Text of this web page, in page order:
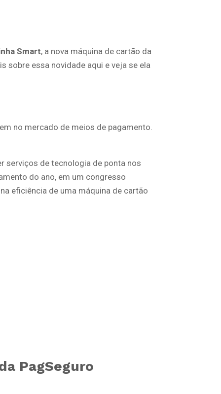
Smart, a nova máquina de cartão da
sobre essa novidade aqui e veja se ela
no mercado de meios de pagamento.
serviços de tecnologia de ponta nos
do ano, em um congresso
eficiência de uma máquina de cartão
PagSeguro